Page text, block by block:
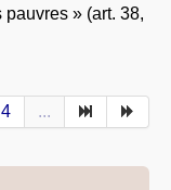
» (art. 38,
4 ...